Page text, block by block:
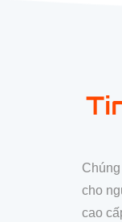
cho
cao